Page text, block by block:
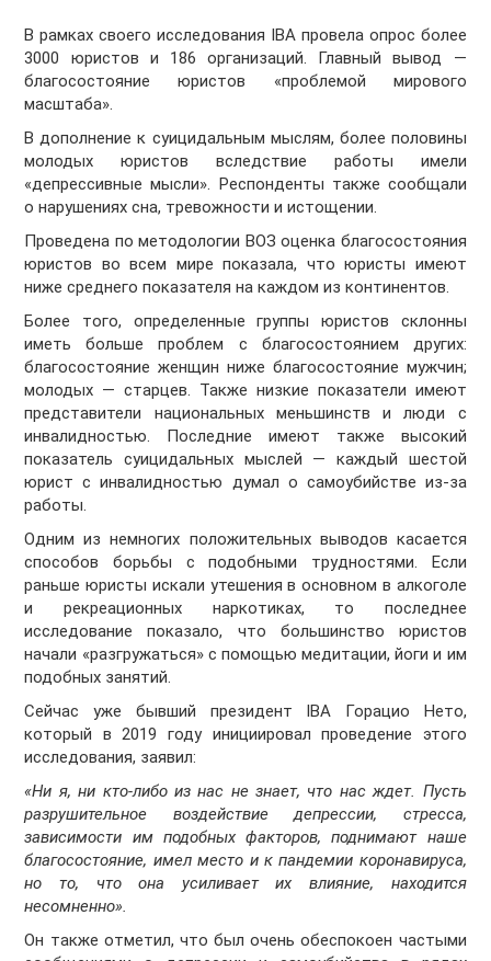
В рамках своего исследования IBA провела опрос более
3000 юристов и 186 организаций. Главный вывод —
благосостояние юристов «проблемой мирового
масштаба».
В дополнение к суицидальным мыслям, более половины
молодых юристов вследствие работы имели
«депрессивные мысли». Респонденты также сообщали
о нарушениях сна, тревожности и истощении.
Проведена по методологии ВОЗ оценка благосостояния
юристов во всем мире показала, что юристы имеют
ниже среднего показателя на каждом из континентов.
Более того, определенные группы юристов склонны
иметь больше проблем с благосостоянием других:
благосостояние женщин ниже благосостояние мужчин;
молодых — старцев. Также низкие показатели имеют
представители национальных меньшинств и люди с
инвалидностью. Последние имеют также высокий
показатель суицидальных мыслей — каждый шестой
юрист с инвалидностью думал о самоубийстве из-за
работы.
Одним из немногих положительных выводов касается
способов борьбы с подобными трудностями. Если
раньше юристы искали утешения в основном в алкоголе
и рекреационных наркотиках, то последнее
исследование показало, что большинство юристов
начали «разгружаться» с помощью медитации, йоги и им
подобных занятий.
Сейчас уже бывший президент IBA Горацио Нето,
который в 2019 году инициировал проведение этого
исследования, заявил:
«Ни я, ни кто-либо из нас не знает, что нас ждет. Пусть
разрушительное воздействие депрессии, стресса,
зависимости им подобных факторов, поднимают наше
благосостояние, имел место и к пандемии коронавируса,
но то, что она усиливает их влияние, находится
несомненно».
Он также отметил, что был очень обеспокоен частыми